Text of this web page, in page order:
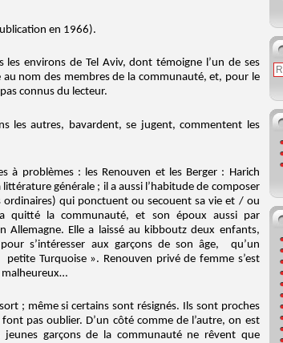
en 1966).
environs de Tel Aviv, dont témoigne l’un de ses
au nom des membres de la communauté, et, pour le
connus du lecteur.
les autres, bavardent, se jugent, commentent les
à problèmes : les Renouven et les Berger : Harich
générale ; il a aussi l’habitude de composer
ordinaires) qui ponctuent ou secouent sa vie et / ou
quitté la communauté, et son époux aussi par
Elle a laissé au kibboutz deux enfants,
s’intéresser aux garçons de son âge, qu’un
Turquoise ». Renouven privé de femme s’est
malheureux…
; même si certains sont résignés. Ils sont proches
pas oublier. D’un côté comme de l’autre, on est
garçons de la communauté ne rêvent que